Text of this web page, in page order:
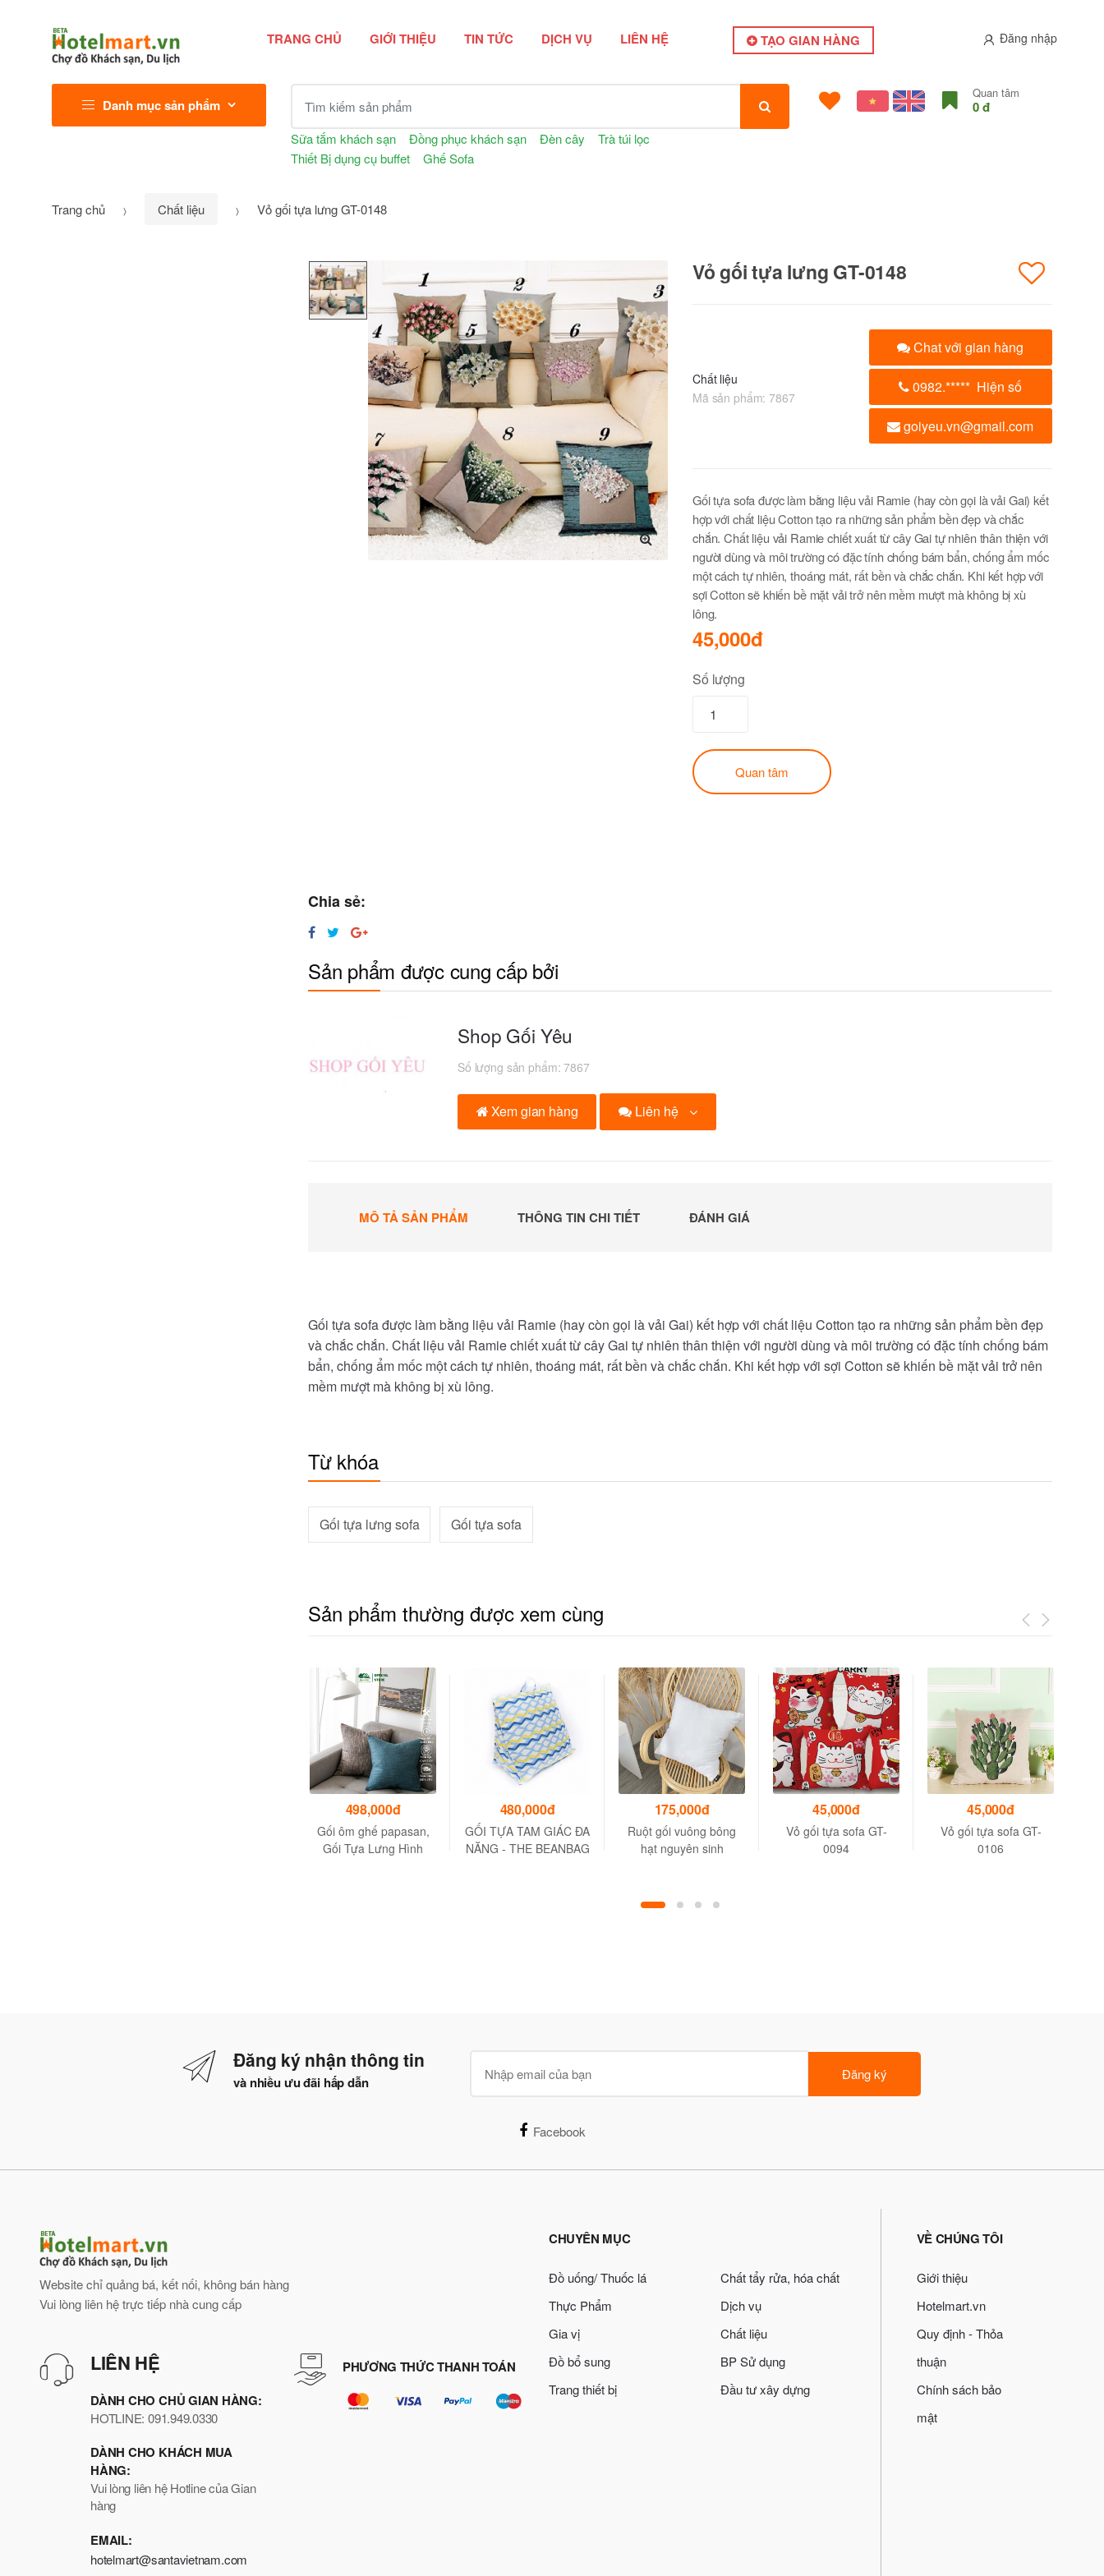
TRANG CHỦ GIỚI THIỆU TIN TỨC DỊCH VỤ LIÊN HỆ TẠO GIAN HÀNG Đăng nhập
Danh mục sản phẩm
Sữa tắm khách sạn Đồng phục khách sạn Đèn cây
Trà túi lọc
Thiết Bị dụng cụ buffet
Ghế Sofa
Quan tâm
0 đ
Trang chủ Chất liệu Vỏ gối tựa lưng GT-0148
🔍
Vỏ gối tựa lưng GT-0148
Chất liệu
Mã sản phẩm:7867
Chat với gian hàng
0982.***** Hiện số
goiyeu.vn@gmail.com
Gối tựa sofa được làm bằng liệu vải Ramie (hay còn gọi là vải Gai) kết
hợp với chất liệu Cotton tạo ra những sản phẩm bền đẹp và chắc
chắn. Chất liệu vải Ramie chiết xuất từ cây Gai tự nhiên thân thiện với
người dùng và môi trường có đặc tính chống bám bẩn, chống ẩm mốc
một cách tự nhiên, thoáng mát, rất bền và chắc chắn. Khi kết hợp với
sợi Cotton sẽ khiến bề mặt vải trở nên mềm mượt mà không bị xù
lông.
45,000đ
Số lượng
Quan tâm
Chia sẻ:
Sản phẩm được cung cấp bởi
Shop Gối Yêu
Số lượng sản phẩm:7867
Xem gian hàng Liên hệ
MÔ TẢ SẢN PHẨM THÔNG TIN CHI TIẾT ĐÁNH GIÁ
Gối tựa sofa được làm bằng liệu vải Ramie (hay còn gọi là vải Gai) kết hợp với chất liệu Cotton tạo ra những sản phẩm bền đẹp
và chắc chắn. Chất liệu vải Ramie chiết xuất từ cây Gai tự nhiên thân thiện với người dùng và môi trường có đặc tính chống bám
bẩn, chống ẩm mốc một cách tự nhiên, thoáng mát, rất bền và chắc chắn. Khi kết hợp với sợi Cotton sẽ khiến bề mặt vải trở nên
mềm mượt mà không bị xù lông.
Từ khóa
Gối tựa lưng sofa Gối tựa sofa
Sản phẩm thường được xem cùng
498,000đ
Gối ôm ghế papasan,
Gối Tựa Lưng Hình
480,000đ
GỐI TỰA TAM GIÁC ĐA
NĂNG - THE BEANBAG
175,000đ
Ruột gối vuông bông
hạt nguyên sinh
45,000đ
Vỏ gối tựa sofa GT-
0094
45,000đ
Vỏ gối tựa sofa GT-
0106
Đăng ký nhận thông tin
và nhiều ưu đãi hấp dẫn Đăng ký
Facebook
Website chỉ quảng bá, kết nối, không bán hàng
Vui lòng liên hệ trực tiếp nhà cung cấp
LIÊN HỆ
DÀNH CHO CHỦ GIAN HÀNG:
HOTLINE: 091.949.0330
DÀNH CHO KHÁCH MUA
HÀNG:
Vui lòng liên hệ Hotline của Gian
hàng
EMAIL:
hotelmart@santavietnam.com
PHƯƠNG THỨC THANH TOÁN
CHUYÊN MỤC
Đồ uống/ Thuốc lá
Thực Phẩm
Gia vị
Đồ bổ sung
Trang thiết bị
Chất tẩy rửa, hóa chất
Dịch vụ
Chất liệu
BP Sử dụng
Đầu tư xây dựng
VỀ CHÚNG TÔI
Giới thiệu
Hotelmart.vn
Quy định - Thỏa
thuận
Chính sách bảo
mật